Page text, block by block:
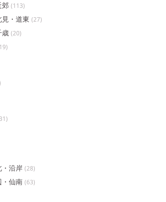
郊 (113)
・道東 (27)
歳 (20)
19)
31)
・沿岸 (28)
・仙南 (63)